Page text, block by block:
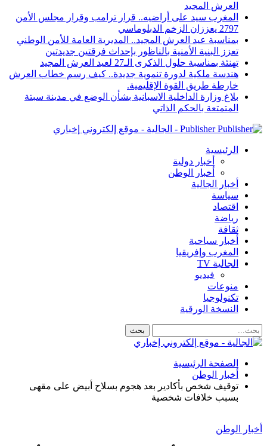
العرش المجيد
المغرب سيد على أراضيه.. قرار ترامب وقرار مجلس الأمن
2797 يعززان الزخم الدبلوماسي
بمناسبة عيد العرش المجيد.. المديرية العامة للأمن الوطني
تعزز البنية الأمنية بالناظور بإحداث فرقتين جديدتين
تهنئة بمناسبة حلول الذكرى الـ27 لعيد العرش المجيد
هندسة ملكية لدورة تنموية جديدة.. كيف رسم خطاب العرش
خارطة طريق القوة الإقليمية.
بلاغ وزارة الداخلية الاسبانية بشأن الوضع في مدينة سبتة
المتمتعة بالحكم الذاتي
Publisher - الجالية - موقع إلكتروني إخباري
الرئيسية
أخبار دولية
أخبار الوطن
أخبار الجالية
سياسة
اقتصاد
رياضة
ثقافة
أخبار سياحية
المغرب وإفريقيا
الجالية TV
فيديو
منوعات
تكنولوجيا
النسخة الورقية
الصفحة الرئيسية
أخبار الوطن
توقيف شخص بأكادير بعد هجوم بسلاح أبيض على مقهى
بسبب خلافات شخصية
أخبار الوطن